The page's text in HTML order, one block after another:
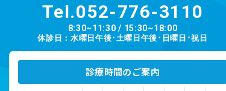
Tel.052-776-3110
8:30~11:30 / 15:30~18:00
休診日：水曜日午後･土曜日午後･日曜日･祝日
診療時間のご案内